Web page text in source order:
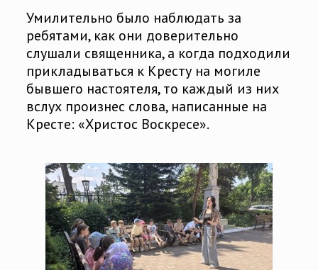
Умилительно было наблюдать за
ребятами, как они доверительно
слушали священника, а когда подходили
прикладываться к Кресту на могиле
бывшего настоятеля, то каждый из них
вслух произнес слова, написанные на
Кресте: «Христос Воскресе».